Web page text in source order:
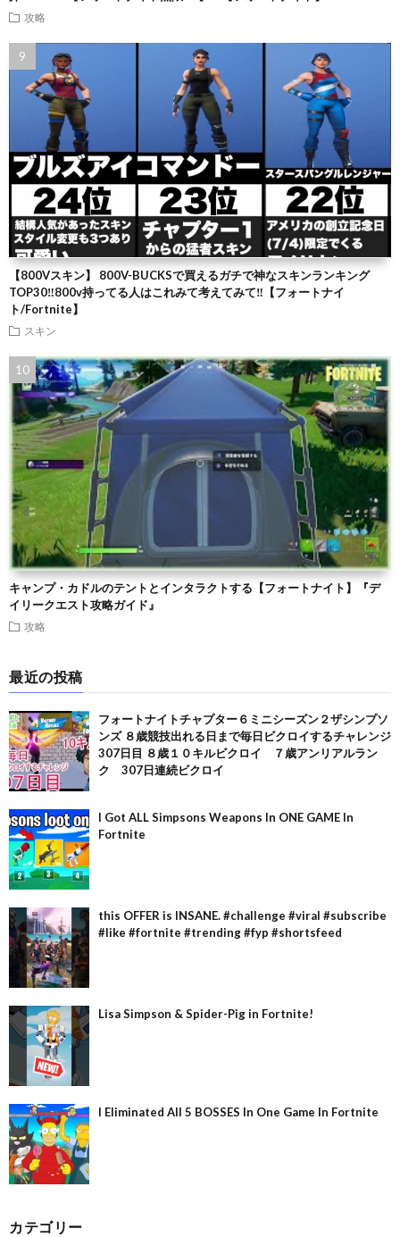
攻略
【800Vスキン】 800V-BUCKSで買えるガチで神なスキンランキング
TOP30‼️800v持ってる人はこれみて考えてみて‼️【フォートナイ
ト/Fortnite】
スキン
キャンプ・カドルのテントとインタラクトする【フォートナイト】『デ
イリークエスト攻略ガイド』
攻略
最近の投稿
フォートナイトチャプター６ミニシーズン２ザシンプソ
ンズ ８歳競技出れる日まで毎日ビクロイするチャレンジ
307日目 ８歳１０キルビクロイ ７歳アンリアルラン
ク 307日連続ビクロイ
I Got ALL Simpsons Weapons In ONE GAME In
Fortnite
this OFFER is INSANE. #challenge #viral #subscribe
#like #fortnite #trending #fyp #shortsfeed
Lisa Simpson & Spider-Pig in Fortnite!
I Eliminated All 5 BOSSES In One Game In Fortnite
カテゴリー